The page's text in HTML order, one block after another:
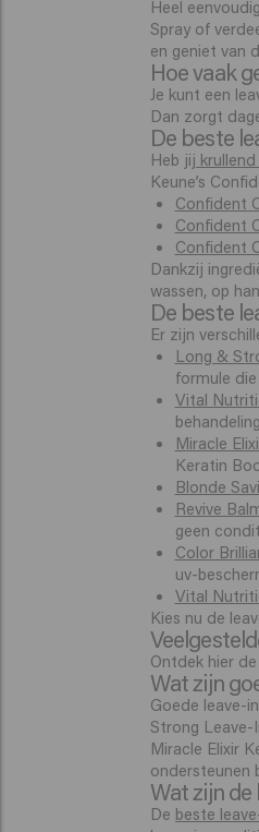
Heel
Spray of
en geniet van
Hoe vaak
Je kunt een
Dan zorgt
De beste
Heb jij
Keune’s
Confident
Confident
Confident
Dankzij
wassen, op
De beste
Er zijn
Long &
formule
Vital
Miracle
Keratin
Blonde
Revive
geen
Color
uv-
Vital
Kies nu de
Ontdek hier
Wat zijn
Goede leave-
Strong Leave-
Miracle Elixir
ondersteunen
Wat zijn
De beste